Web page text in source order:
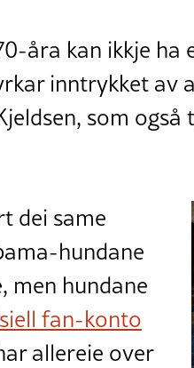
åra kan ikkje ha
inntrykket av
som
dei same
hundane
men hundane
fan-konto
allereie over